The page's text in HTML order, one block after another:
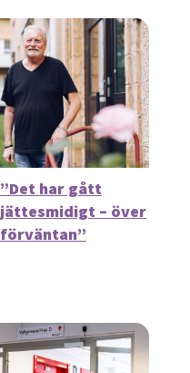
”Det har gått
jättesmidigt – över
förväntan”